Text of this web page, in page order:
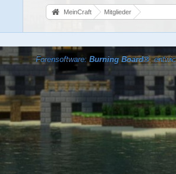
MeinCraft Mitglieder
Forensoftware: Burning Board®,